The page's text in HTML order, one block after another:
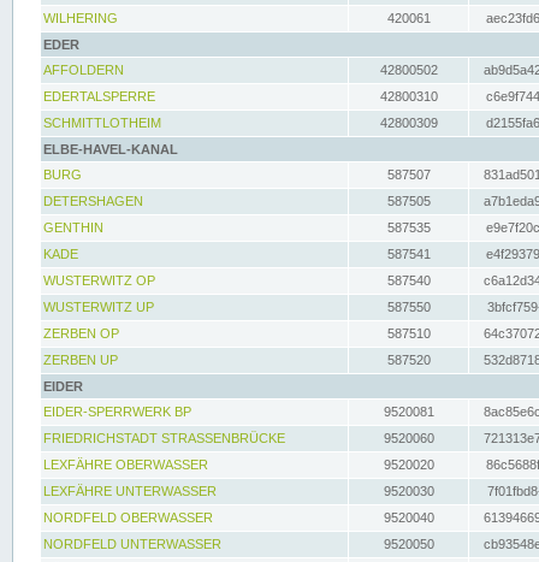
WILHERING
420061
EDER
AFFOLDERN
42800502
EDERTALSPERRE
42800310
SCHMITTLOTHEIM
42800309
ELBE-HAVEL-KANAL
BURG
587507
DETERSHAGEN
587505
GENTHIN
587535
KADE
587541
WUSTERWITZ OP
587540
WUSTERWITZ UP
587550
ZERBEN OP
587510
ZERBEN UP
587520
EIDER
EIDER-SPERRWERK BP
9520081
FRIEDRICHSTADT STRASSENBRÜCKE
9520060
LEXFÄHRE OBERWASSER
9520020
LEXFÄHRE UNTERWASSER
9520030
NORDFELD OBERWASSER
9520040
NORDFELD UNTERWASSER
9520050